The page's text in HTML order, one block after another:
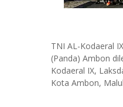
TNI AL-Kodaeral
(Panda) Ambon
Kodaeral IX,
Kota Ambon,